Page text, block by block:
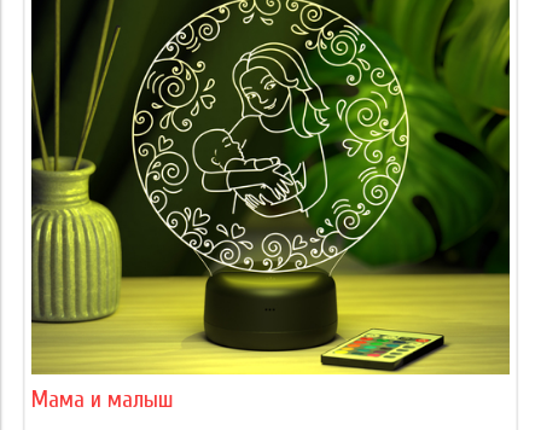
Мама и малыш